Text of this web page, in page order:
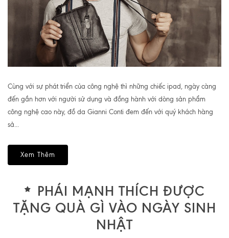
Cùng với sự phát triển của công nghệ thì những chiếc ipad, ngày càng
đến gần hơn với người sử dụng và đồng hành với dòng sản phẩm
công nghệ cao này, đồ da Gianni Conti đem đến với quý khách hàng
sả...
Xem Thêm
PHÁI MẠNH THÍCH ĐƯỢC
TẶNG QUÀ GÌ VÀO NGÀY SINH
NHẬT